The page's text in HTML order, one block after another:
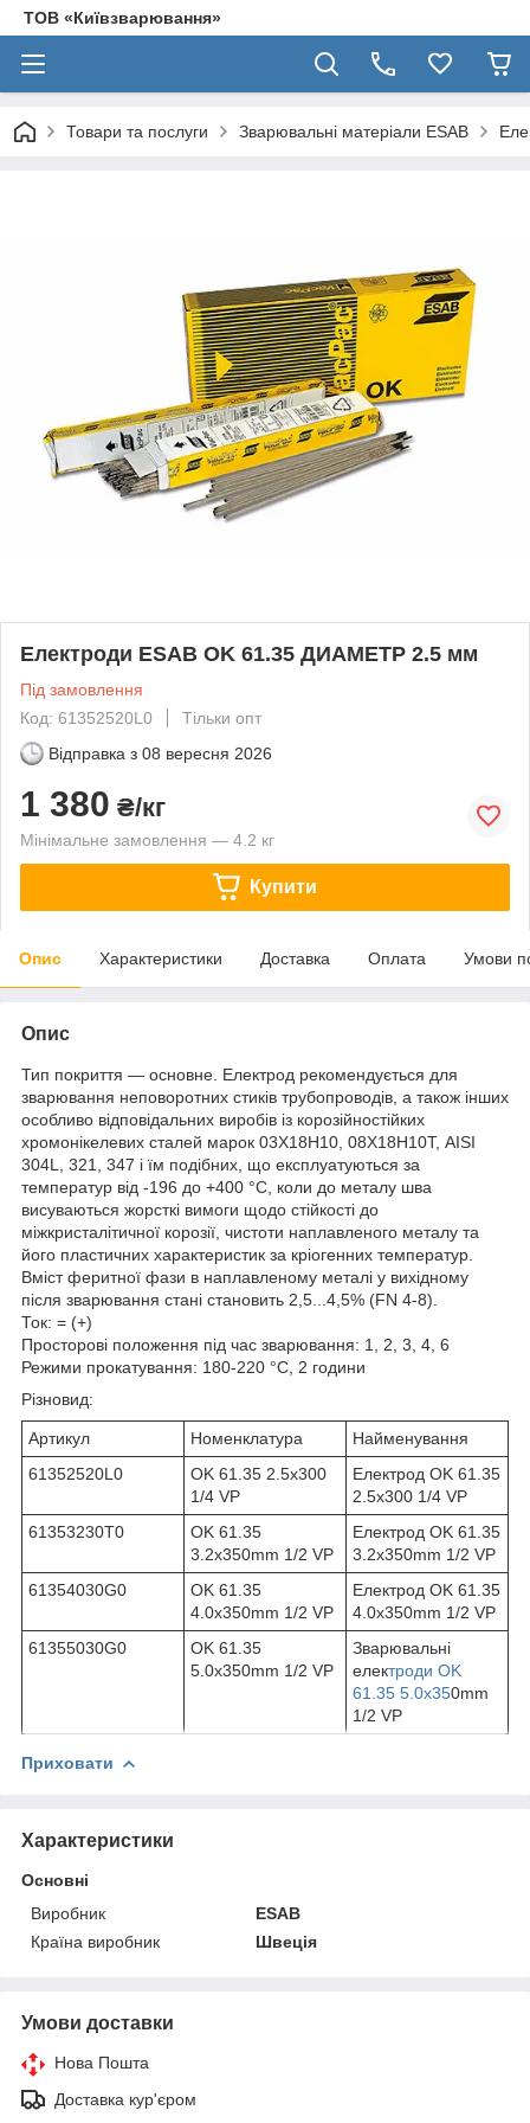
ТОВ «Київзварювання»
Товари та послуги Зварювальні матеріали ESAB
Електроди ESAB OK 61.35 ДИАМЕТР 2.5 мм
Під замовлення
Код: 61352520L0
Тільки опт
Відправка з 08 вересня 2026
1 380 ₴/кг
Мінімальне замовлення — 4.2 кг
Купити
Опис Характеристики Доставка Оплата Умови
Опис
Тип покриття — основне. Електрод рекомендується для
зварювання неповоротних стиків трубопроводів, а також інших
особливо відповідальних виробів із корозійностійких
хромонікелевих сталей марок 03Х18Н10, 08Х18Н10Т, AISI
304L, 321, 347 і їм подібних, що експлуатуються за
температур від -196 до +400 °C, коли до металу шва
висуваються жорсткі вимоги щодо стійкості до
міжкристалітичної корозії, чистоти наплавленого металу та
його пластичних характеристик за кріогенних температур.
Вміст феритної фази в наплавленому металі у вихідному
після зварювання стані становить 2,5...4,5% (FN 4-8).
Ток: = (+)
Просторові положення під час зварювання: 1, 2, 3, 4, 6
Режими прокатування: 180-220 °C, 2 години
Різновид:
Артикул Номенклатура
Найменування
61352520L0
OK 61.35 2.5x300
1/4 VP
Електрод OK 61.35
2.5x300 1/4 VP
61353230T0
OK 61.35
3.2x350mm 1/2 VP
Електрод OK 61.35
3.2x350mm 1/2 VP
61354030G0
OK 61.35
4.0x350mm 1/2 VP
Електрод OK 61.35
4.0x350mm 1/2 VP
61355030G0
OK 61.35
5.0x350mm 1/2 VP
Зварювальні
електроди OK
61.35 5.0x350mm
1/2 VP
Приховати
Характеристики
Основні
Виробник
ESAB
Країна виробник
Швеція
Умови доставки
Нова Пошта
Доставка кур'єром